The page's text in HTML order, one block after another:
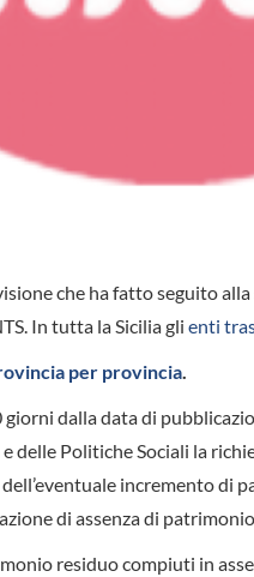
che ha fatto seguito
In tutta la Sicilia gli enti
per provincia.
dalla data di
delle Politiche Sociali la
incremento di
di assenza di
residuo compiuti in